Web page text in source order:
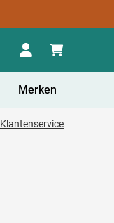
Merken
Klantenservice